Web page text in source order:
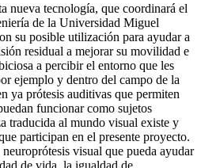
nueva tecnología, que coordinará el
de la Universidad Miguel
su posible utilización para ayudar a
residual a mejorar su movilidad e
a percibir el entorno que les
ejemplo y dentro del campo de la
ya prótesis auditivas que permiten
funcionar como sujetos
traducida al mundo visual existe y
participan en el presente proyecto.
visual que pueda ayudar
de vida, la igualdad de